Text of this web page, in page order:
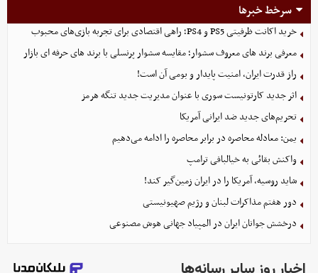
سرخط خبرها
خرید اکانت ظرفیتی PS5 و PS4؛ راهی اقتصادی برای تجربه بازی‌های محبوب
معرفی برند های معروف سشوار؛ مقایسه سشوار پرنسلی با برند های حرفه ای بازار
راز قدرت ایران، امنیت پایدار و بومی آن است!
اثر جدید کارتونیست سوری با عنوان مدیریت جدید تنگه هرمز
تحریم‌های جدید ضد ایرانی آمریکا
یمن: معادله محاصره در برابر محاصره را ادامه می‌دهیم
واکنش بقائی به خیالبافی ترامپ
شاید روسیه، آمریکا را در ایران زمین‌گیر کند!
دور هفتم مذاکرات لبنان و رژیم صهیونیستی
درخشش جوانان ایران در المپیاد جهانی هوش مصنوعی